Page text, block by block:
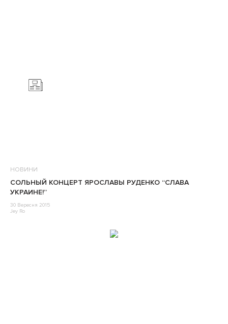
НОВИНИ
СОЛЬНЫЙ КОНЦЕРТ ЯРОСЛАВЫ РУДЕНКО “СЛАВА
УКРАИНЕ!”
30 Вересня 2015
Jey Ro